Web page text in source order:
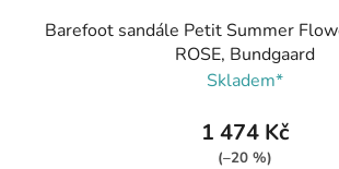
Barefoot sandále Petit Summer
ROSE, Bundgaard
Skladem*
1 474 Kč
(–20 %)